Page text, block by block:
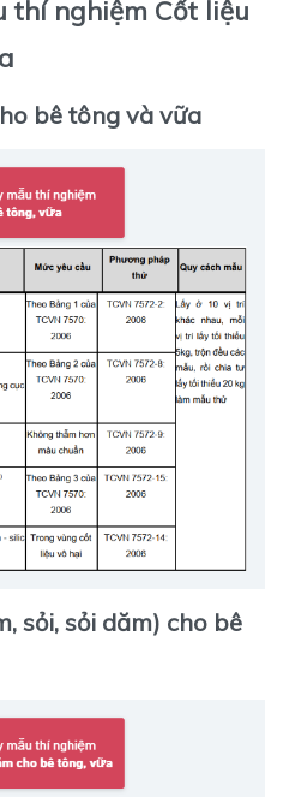
thí nghiệm Cốt liệu
bê tông và vữa
sỏi, sỏi dăm) cho bê